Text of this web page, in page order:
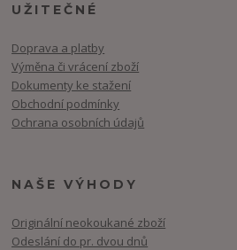
UŽITEČNÉ
Doprava a platby
Výměna či vrácení zboží
Dokumenty ke stažení
Obchodní podmínky
Ochrana osobních údajů
NAŠE VÝHODY
Originální neokoukané zboží
Odeslání do pr. dvou dnů